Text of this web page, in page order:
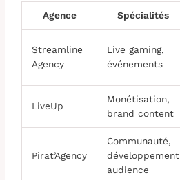
Agence Spécialités
Streamline
Agency
Live gaming,
événements
LiveUp
Monétisation,
brand content
Pirat’Agency
Communauté,
développement
audience